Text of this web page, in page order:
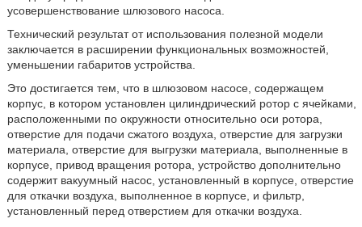
усовершенствование шлюзового насоса.
Технический результат от использования полезной модели
заключается в расширении функциональных возможностей,
уменьшении габаритов устройства.
Это достигается тем, что в шлюзовом насосе, содержащем
корпус, в котором установлен цилиндрический ротор с ячейками,
расположенными по окружности относительно оси ротора,
отверстие для подачи сжатого воздуха, отверстие для загрузки
материала, отверстие для выгрузки материала, выполненные в
корпусе, привод вращения ротора, устройство дополнительно
содержит вакуумный насос, установленный в корпусе, отверстие
для откачки воздуха, выполненное в корпусе, и фильтр,
установленный перед отверстием для откачки воздуха.